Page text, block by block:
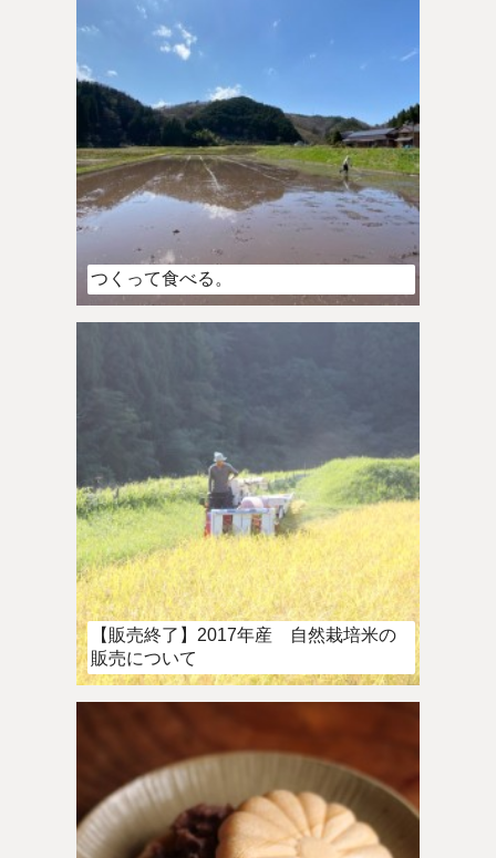
つくって食べる。
【販売終了】2017年産 自然栽培米の
販売について